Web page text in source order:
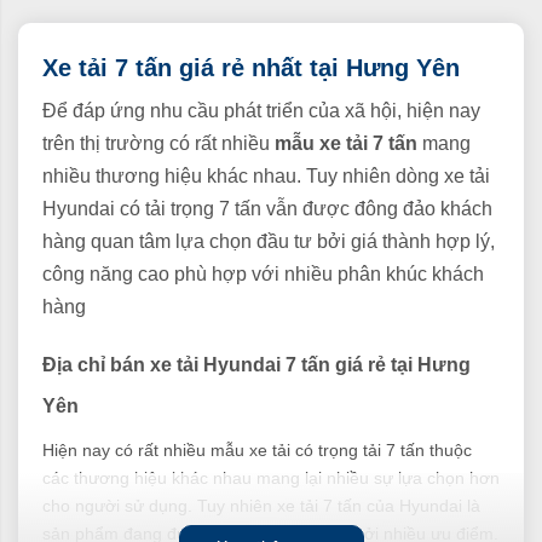
Xe tải 7 tấn giá rẻ nhất tại Hưng Yên
Để đáp ứng nhu cầu phát triển của xã hội, hiện nay
trên thị trường có rất nhiều mẫu xe tải 7 tấn mang
nhiều thương hiệu khác nhau. Tuy nhiên dòng xe tải
Hyundai có tải trọng 7 tấn vẫn được đông đảo khách
hàng quan tâm lựa chọn đầu tư bởi giá thành hợp lý,
công năng cao phù hợp với nhiều phân khúc khách
hàng
Địa chỉ bán xe tải Hyundai 7 tấn giá rẻ tại Hưng
Yên
Hiện nay có rất nhiều mẫu xe tải có trọng tải 7 tấn thuộc
các thương hiệu khác nhau mang lại nhiều sự lựa chọn hơn
cho người sử dụng. Tuy nhiên xe tải 7 tấn của Hyundai là
sản phẩm đang được đánh giá cao nhất bởi nhiều ưu điểm.